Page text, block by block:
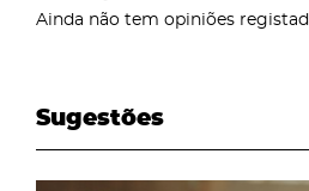
Ainda não tem opiniões
Sugestões